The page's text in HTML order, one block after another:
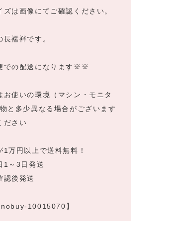
は画像にてご確認ください。
襦袢です。
での配送になります※※
お使いの環境（マシン・モニタ
と多少異なる場合がございます
ださい
1万円以上で送料無料！
1～3日発送
認後発送
10015070】